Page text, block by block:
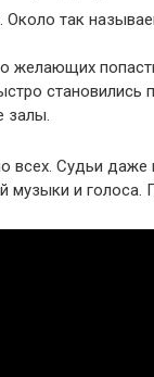
Около так
желающих
становились
залы.
всех. Судьи даже
музыки и голоса.